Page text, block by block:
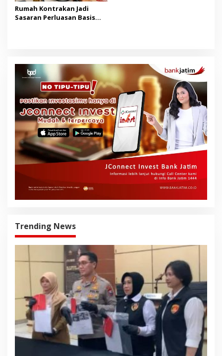
Rumah Kontrakan Jadi
Sasaran Perluasan Basis
Trending News